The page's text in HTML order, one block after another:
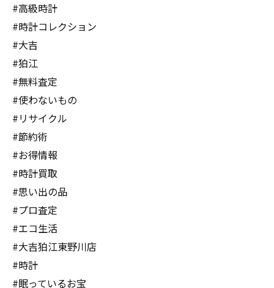
#高級時計
#時計コレクション
#大吉
#狛江
#無料査定
#使わないもの
#リサイクル
#節約術
#お得情報
#時計買取
#思い出の品
#プロ査定
#エコ生活
#大吉狛江東野川店
#時計
#眠っているお宝